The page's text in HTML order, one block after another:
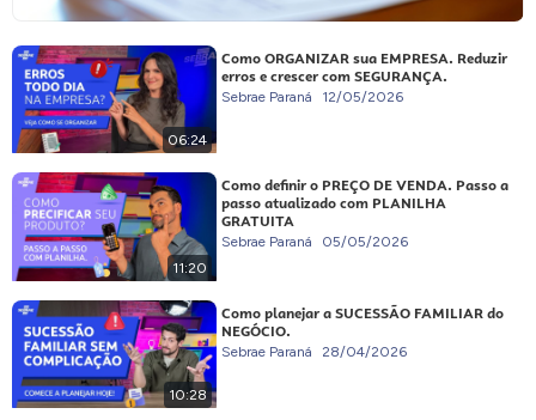
06:24
Como ORGANIZAR sua EMPRESA. Reduzir
erros e crescer com SEGURANÇA.
Sebrae Paraná 12/05/2026
11:20
Como definir o PREÇO DE VENDA. Passo a
passo atualizado com PLANILHA
GRATUITA
Sebrae Paraná 05/05/2026
10:28
Como planejar a SUCESSÃO FAMILIAR do
NEGÓCIO.
Sebrae Paraná 28/04/2026